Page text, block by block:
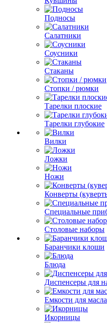
Подносы
Салатники
Соусники
Стаканы
Стопки / рюмки
Тарелки плоские
Тарелки глубокие
Вилки
Ложки
Ножи
Конверты
Специальные
Столовые наборы
Баранчики клоши
Блюда
Диспенсеры для
Емкости для масла
Икорницы